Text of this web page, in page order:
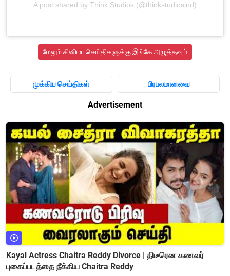
A post shared by Think Studios (@thinkstudiosind)
மேலும் சினிமா செய்திகளுக்கு இங்கே அழுத்தவும்
முக்கிய செய்திகள் பிரபலமானவை
Advertisement
Kayal Actress Chaitra Reddy Divorce | திடீரென கணவர்
புகைப்படத்தை நீக்கிய Chaitra Reddy